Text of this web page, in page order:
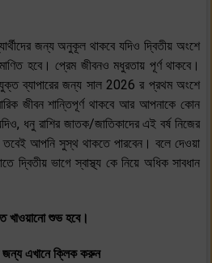
জন্য অনুকূল থাকবে যদিও দ্বিতীয় অংশে
হবে। প্রেম জীবনও মধুরতায় পূর্ণ থাকবে।
যুক্ত ব্যাপারের জন্য সাল 2026 র প্রথম অংশে
জীবন শান্তিপূর্ণ থাকবে আর আপনাকে কোন
ধনু রাশির জাতক/জাতিকাদের এই বর্ষ নিজের
তবেই আপনি সুস্থ থাকতে পারবেন। বলে দেওয়া
দ্বিতীয় ভাগে স্বাস্থ্য কে নিয়ে অধিক সাবধান
খাওয়ানো শুভ হবে।
জন্য এখানে ক্লিক করুন